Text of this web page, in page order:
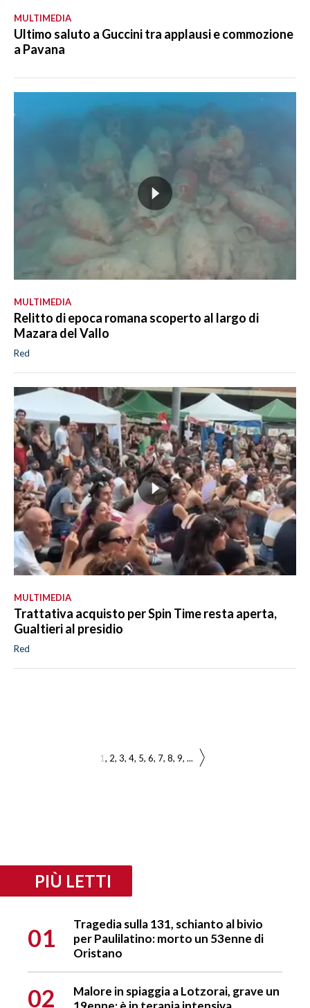
MULTIMEDIA
Ultimo saluto a Guccini tra applausi e commozione
a Pavana
MULTIMEDIA
Relitto di epoca romana scoperto al largo di
Mazara del Vallo
Red
MULTIMEDIA
Trattativa acquisto per Spin Time resta aperta,
Gualtieri al presidio
Red
1 2 3 4 5 6 7 8 9 ...
PIÙ LETTI
01
Tragedia sulla 131, schianto al bivio
per Paulilatino: morto un 53enne di
Oristano
02
Malore in spiaggia a Lotzorai, grave un